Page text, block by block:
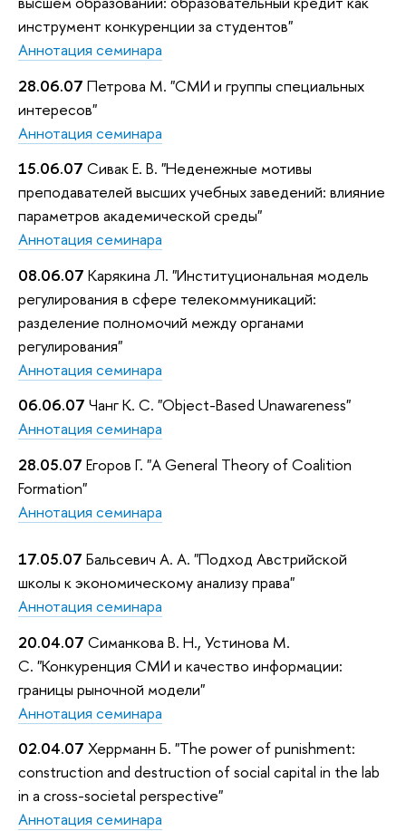
инструмент конкуренции за студентов"
Аннотация семинара
28.06.07 Петрова М. "СМИ и группы специальных
интересов"
Аннотация семинара
15.06.07 Сивак Е. В. "Неденежные мотивы
преподавателей высших учебных заведений: влияние
параметров академической среды"
Аннотация семинара
08.06.07 Карякина Л. "Институциональная модель
регулирования в сфере телекоммуникаций:
разделение полномочий между органами
регулирования"
Аннотация семинара
06.06.07 Чанг К. С. "Object-Based Unawareness"
Аннотация семинара
28.05.07 Егоров Г. "A General Theory of Coalition
Formation"
Аннотация семинара
17.05.07 Бальсевич А. А. "Подход Австрийской
школы к экономическому анализу права"
Аннотация семинара
20.04.07 Симанкова В. Н., Устинова М.
С. "Конкуренция СМИ и качество информации:
границы рыночной модели"
Аннотация семинара
02.04.07 Херрманн Б. "The power of punishment:
construction and destruction of social capital in the lab
in a cross-societal perspective"
Аннотация семинара